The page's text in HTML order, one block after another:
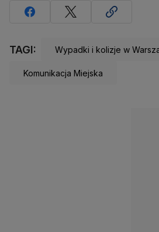
TAGI: Wypadki i kolizje w
Komunikacja Miejska